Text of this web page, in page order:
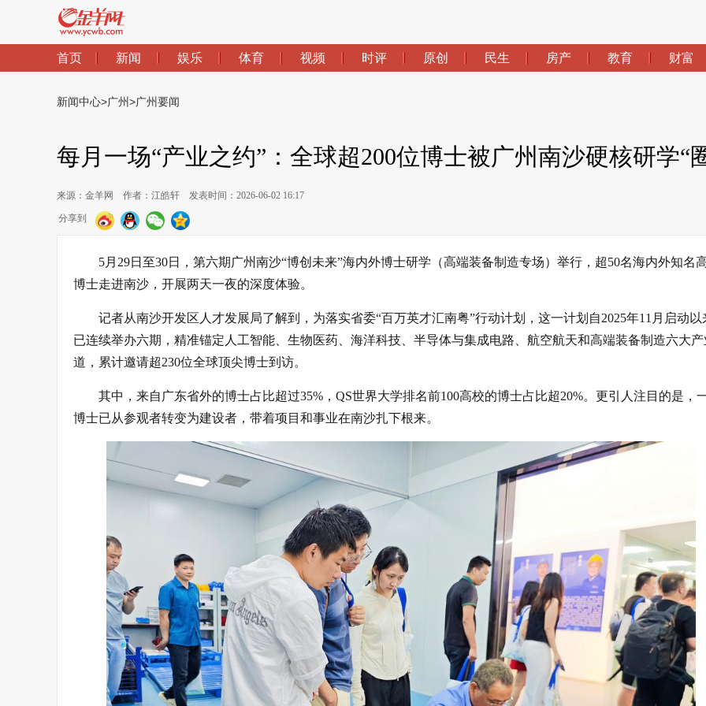
首页 新闻 娱乐 体育 视频 时评 原创 民生 房产 教育 财富
新闻中心>广州>广州要闻
每月一场“产业之约”：全球超200位博士被广州南沙硬核研学“
来源：金羊网 作者：江皓轩 发表时间：2026-06-02 16:17
分享到
5月29日至30日，第六期广州南沙“博创未来”海内外博士研学（高端装备制造专场）举行，超50名海内外知名
博士走进南沙，开展两天一夜的深度体验。
记者从南沙开发区人才发展局了解到，为落实省委“百万英才汇南粤”行动计划，这一计划自2025年11月启动以
已连续举办六期，精准锚定人工智能、生物医药、海洋科技、半导体与集成电路、航空航天和高端装备制造六大
道，累计邀请超230位全球顶尖博士到访。
其中，来自广东省外的博士占比超过35%，QS世界大学排名前100高校的博士占比超20%。更引人注目的是，
博士已从参观者转变为建设者，带着项目和事业在南沙扎下根来。